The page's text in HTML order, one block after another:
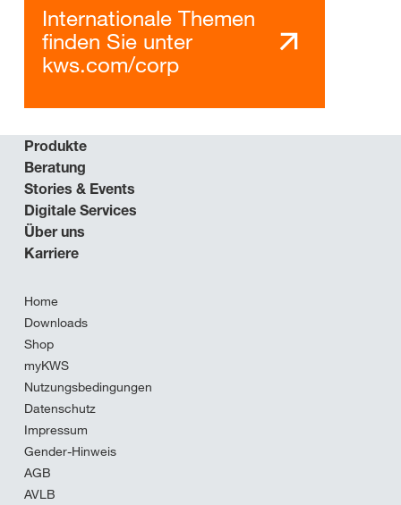
Internationale Themen
finden Sie unter
kws.com/corp
Produkte
Beratung
Stories & Events
Digitale Services
Über uns
Karriere
Home
Downloads
Shop
myKWS
Nutzungsbedingungen
Datenschutz
Impressum
Gender-Hinweis
AGB
AVLB